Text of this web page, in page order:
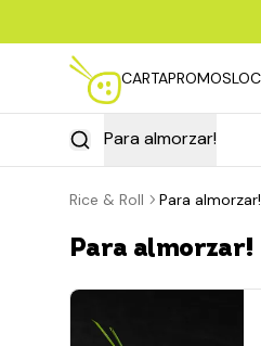
CARTAPROMOS
Para almorzar!
Rice & Roll Para almorzar!
Para almorzar!